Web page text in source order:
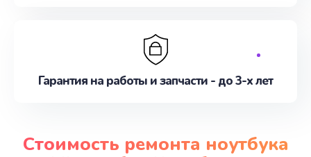
Гарантия на работы и запчасти - до 3-х лет
Стоимость ремонта ноутбука